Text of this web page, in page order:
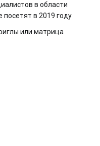
в области
посетят в 2019 году
или матрица